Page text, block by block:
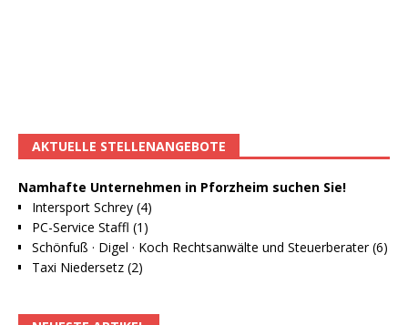
AKTUELLE STELLENANGEBOTE
Namhafte Unternehmen in Pforzheim suchen Sie!
Intersport Schrey (4)
PC-Service Staffl (1)
Schönfuß · Digel · Koch Rechtsanwälte und Steuerberater (6)
Taxi Niedersetz (2)